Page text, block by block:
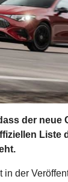
der neue
Liste
in der